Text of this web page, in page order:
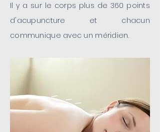
Il y a sur le corps plus de 360 points
d'acupuncture et chacun
communique avec un méridien.